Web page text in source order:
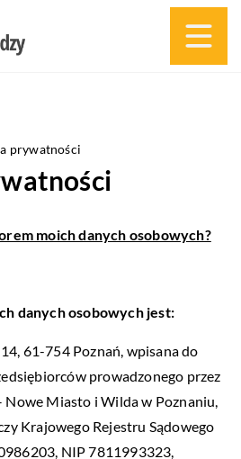
prywatności
moich danych osobowych?
danych osobowych jest:
61-754 Poznań, wpisana do
prowadzonego przez
Nowe Miasto i Wilda w Poznaniu,
Krajowego Rejestru Sądowego
NIP 7811993323,